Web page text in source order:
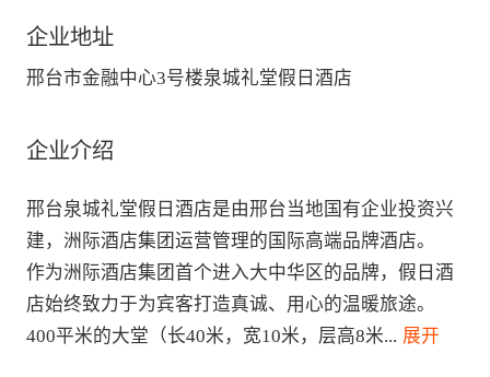
企业地址
邢台市金融中心3号楼泉城礼堂假日酒店
企业介绍
邢台泉城礼堂假日酒店是由邢台当地国有企业投资兴
建，洲际酒店集团运营管理的国际高端品牌酒店。
作为洲际酒店集团首个进入大中华区的品牌，假日酒
店始终致力于为宾客打造真诚、用心的温暖旅途。
400平米的大堂（长40米，宽10米，层高8米... 展开